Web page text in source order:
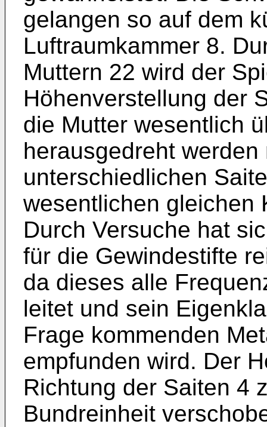
gelangen so auf dem
Luftraumkammer 8.
Muttern 22 wird der
Höhenverstellung der
die Mutter wesentlich
herausgedreht
unterschiedlichen
wesentlichen gleichen
Durch Versuche hat
für die Gewindestifte
da dieses alle
leitet und sein
Frage kommenden
empfunden wird. Der
Richtung der Saiten 4
Bundreinheit